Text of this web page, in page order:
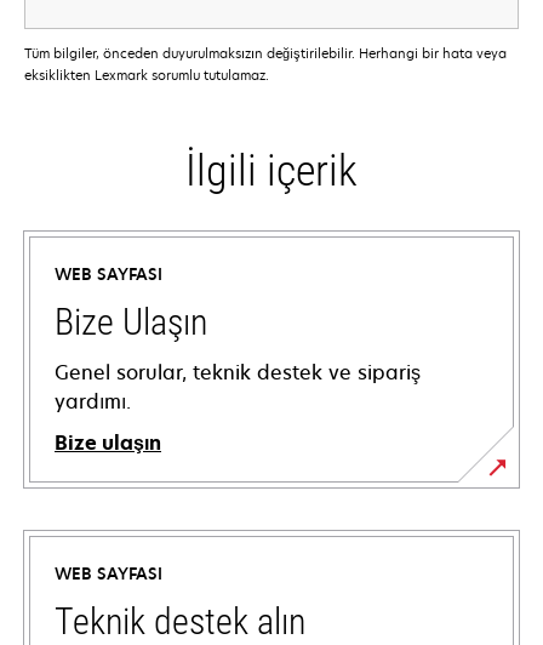
Tüm bilgiler, önceden duyurulmaksızın değiştirilebilir. Herhangi bir hata veya
eksiklikten Lexmark sorumlu tutulamaz.
İlgili içerik
WEB SAYFASI
Bize Ulaşın
Genel sorular, teknik destek ve sipariş
yardımı.
Bize ulaşın
WEB SAYFASI
Teknik destek alın